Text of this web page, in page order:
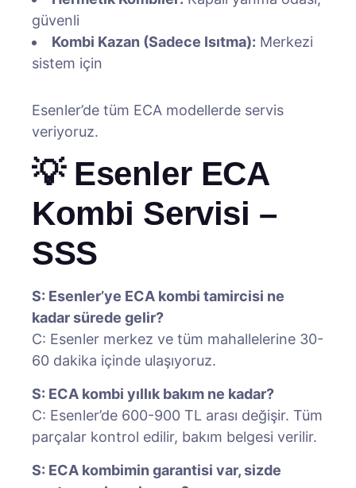
güvenli
Kombi Kazan (Sadece Isıtma): Merkezi
sistem için
Esenler’de tüm ECA modellerde servis
veriyoruz.
💡 Esenler ECA
Kombi Servisi –
SSS
S: Esenler’ye ECA kombi tamircisi ne
kadar sürede gelir?
C: Esenler merkez ve tüm mahallelerine 30-
60 dakika içinde ulaşıyoruz.
S: ECA kombi yıllık bakım ne kadar?
C: Esenler’de 600-900 TL arası değişir. Tüm
parçalar kontrol edilir, bakım belgesi verilir.
S: ECA kombimin garantisi var, sizde